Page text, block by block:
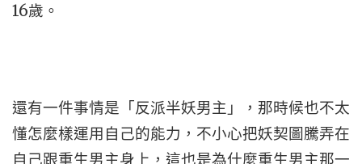
16歲。
還有一件事情是「反派半妖男主」，那時候也不太
懂怎麼樣運用自己的能力，不小心把妖契圖騰弄在
自己跟重生男主身上，這也是為什麼重生男主那一